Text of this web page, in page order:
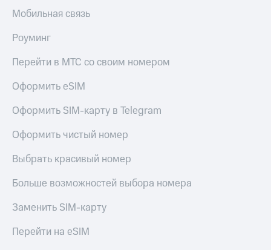
Мобильная связь
Роуминг
Перейти в МТС со своим номером
Оформить eSIM
Оформить SIM-карту в Telegram
Оформить чистый номер
Выбрать красивый номер
Больше возможностей выбора номера
Заменить SIM-карту
Перейти на eSIM